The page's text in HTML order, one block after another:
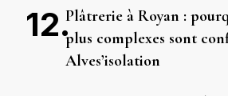
Plâtrerie à Royan :
plus complexes sont
Alves’isolation